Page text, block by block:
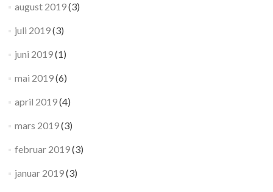
august 2019(3)
juli 2019(3)
juni 2019(1)
mai 2019(6)
april 2019(4)
mars 2019(3)
februar 2019(3)
januar 2019(3)